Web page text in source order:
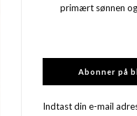
primært sønnen
Abonner på
Indtast din e-mail